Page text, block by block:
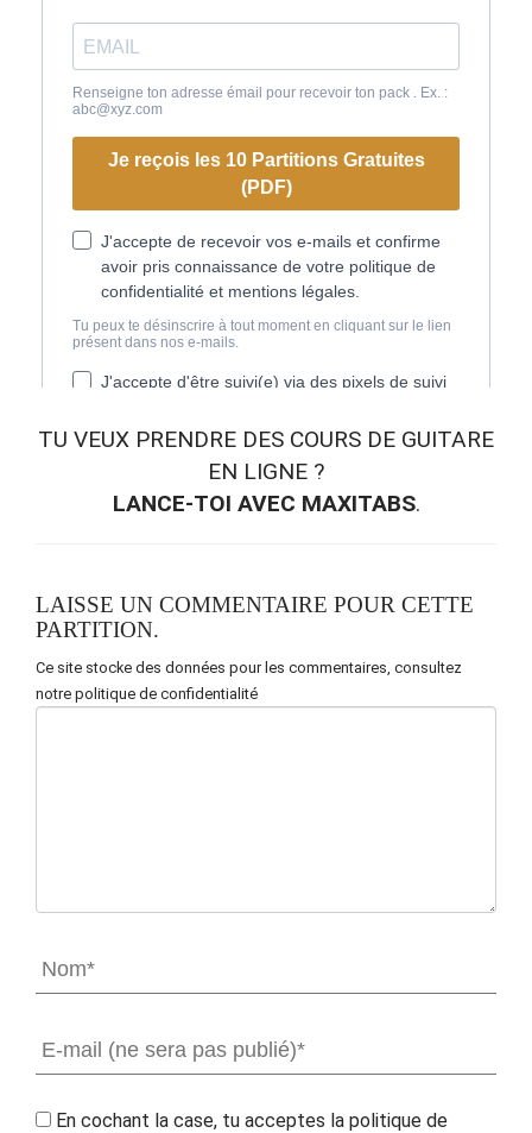
Si tu m'croispas hé
Tar' tag ueule à la ré
TU VEUX PRENDRE DES COURS DE GUITARE
EN LIGNE ?
LANCE-TOI AVEC MAXITABS.
LAISSE UN COMMENTAIRE POUR CETTE
PARTITION.
Ce site stocke des données pour les commentaires, consultez
notre politique de confidentialité
En cochant la case, tu acceptes la politique de